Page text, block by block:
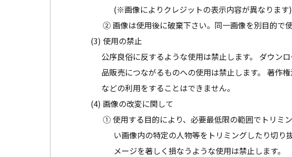
(※画像によりクレジットの表示内容が異なります)
② 画像は使用後に破棄下さい。同一画像を別目的で
使用の禁止
公序良俗に反するような使用は禁止します。 ダウン
品販売につながるものへの使用は禁止します。 著作
などの利用をすることはできません。
画像の改変に関して
① 使用する目的により、必要最低限の範囲でトリミ
い画像内の特定の人物等をトリミングしたり切り
メージを著しく損なうような使用は禁止します。